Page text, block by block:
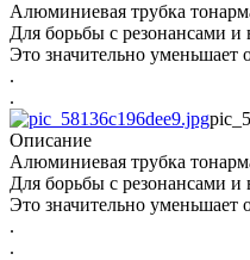
Алюминиевая трубка
Для борьбы с резонансами
Это значительно уменьшает
.
.
Описание
Алюминиевая трубка
Для борьбы с резонансами
Это значительно уменьшает
.
.